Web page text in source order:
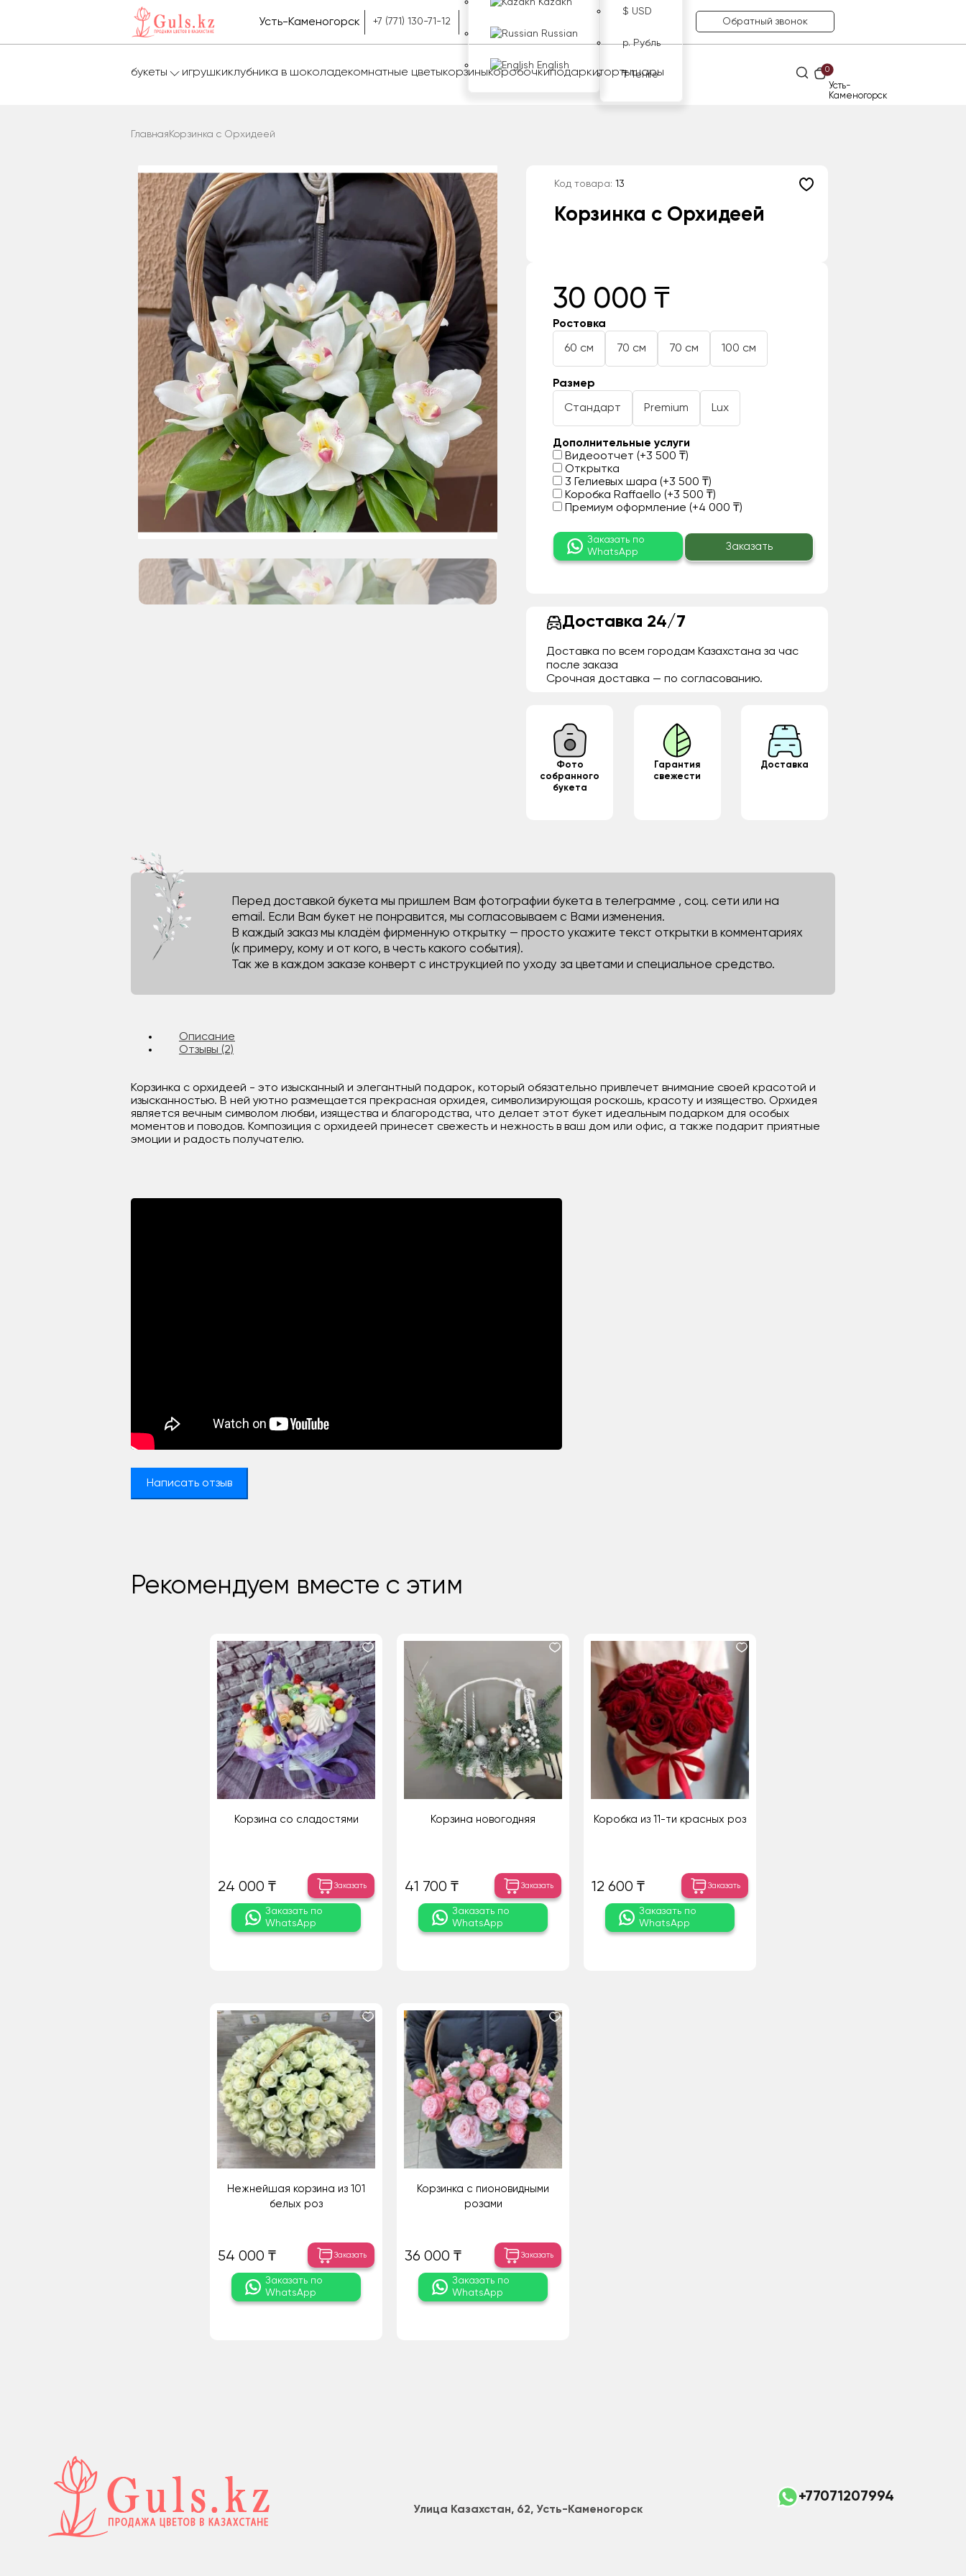
Усть-Каменогорск +7 (771) 130-71-12
Kazakh
Russian
English
$ USD
р. Рубль
₸ Тенге
Обратный звонок
букеты игрушкиклубника в шоколадекомнатные цветыкорзиныкоробочкиподаркитортышары 0
Усть-
Каменогорск
Главная Корзинка с Орхидеей
Код товара: 13
Корзинка с Орхидеей
30 000 ₸
Ростовка
60 см 70 см 70 см 100 см
Размер
Стандарт Premium Lux
Дополнительные услуги
Видеоотчет (+3 500 ₸)
Открытка
3 Гелиевых шара (+3 500 ₸)
Коробка Raffaello (+3 500 ₸)
Премиум оформление (+4 000 ₸)
Заказать по
WhatsApp
Заказать
Доставка 24/7
Доставка по всем городам Казахстана за час
после заказа
Срочная доставка — по согласованию.
Фото
собранного
букета
Гарантия
свежести
Доставка
Перед доставкой букета мы пришлем Вам фотографии букета в телеграмме , соц. сети или на
email. Если Вам букет не понравится, мы согласовываем с Вами изменения.
В каждый заказ мы кладём фирменную открытку — просто укажите текст открытки в комментариях
(к примеру, кому и от кого, в честь какого события).
Так же в каждом заказе конверт с инструкцией по уходу за цветами и специальное средство.
Описание
Отзывы (2)
Корзинка с орхидеей - это изысканный и элегантный подарок, который обязательно привлечет внимание своей красотой и
изысканностью. В ней уютно размещается прекрасная орхидея, символизирующая роскошь, красоту и изящество. Орхидея
является вечным символом любви, изящества и благородства, что делает этот букет идеальным подарком для особых
моментов и поводов. Композиция с орхидеей принесет свежесть и нежность в ваш дом или офис, а также подарит приятные
эмоции и радость получателю.
Написать отзыв
Рекомендуем вместе с этим
Корзина со сладостями
24 000 ₸ Заказать
Заказать по
WhatsApp
Корзина новогодняя
41 700 ₸ Заказать
Заказать по
WhatsApp
Коробка из 11-ти красных роз
12 600 ₸ Заказать
Заказать по
WhatsApp
Нежнейшая корзина из 101
белых роз
54 000 ₸ Заказать
Заказать по
WhatsApp
Корзинка с пионовидными
розами
36 000 ₸ Заказать
Заказать по
WhatsApp
Улица Казахстан, 62, Усть-Каменогорск
+77071207994